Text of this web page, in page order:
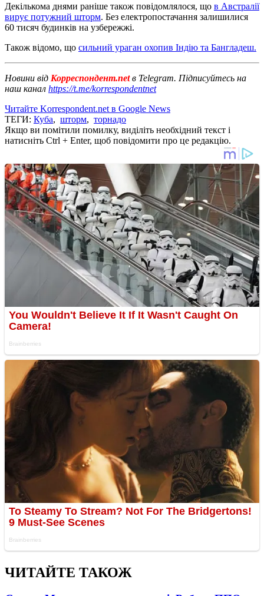
Декількома днями раніше також повідомлялося, що в Австралії
вирує потужний шторм. Без електропостачання залишилися
60 тисяч будинків на узбережжі.
Також відомо, що сильний ураган охопив Індію та Бангладеш.
Новини від Корреспондент.netв Telegram. Підписуйтесь на
наш канал https://t.me/korrespondentnet
Читайте Korrespondent.net в Google News
ТЕГИ: Куба, шторм, торнадо
Якщо ви помітили помилку, виділіть необхідний текст і
натисніть Ctrl + Enter, щоб повідомити про це редакцію.
ЧИТАЙТЕ ТАКОЖ